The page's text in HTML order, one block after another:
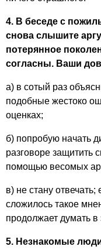
4. В беседе с
снова слышите
потерянное
согласны. Ваши
а) в сотый раз
подобные жестоко
оценках;
б) попробую начать
разговоре защитить
помощью весомых
в) не стану отвечать;
сложилось такое
продолжает думать
5. Незнакомые